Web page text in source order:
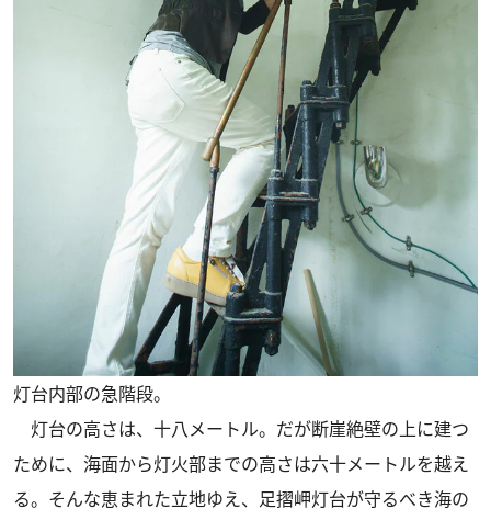
灯台内部の急階段。
灯台の高さは、十八メートル。だが断崖絶壁の上に建つ
ために、海面から灯火部までの高さは六十メートルを越え
る。そんな恵まれた立地ゆえ、足摺岬灯台が守るべき海の